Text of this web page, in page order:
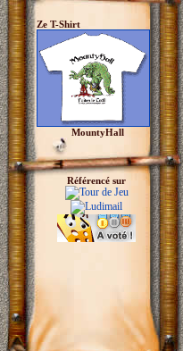
Ze T-Shirt
MountyHall
Référencé sur